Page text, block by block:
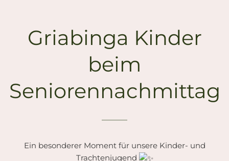
Griabinga Kinder
beim
Seniorennachmittag
Ein besonderer Moment für unsere Kinder- und
Trachtenjugend